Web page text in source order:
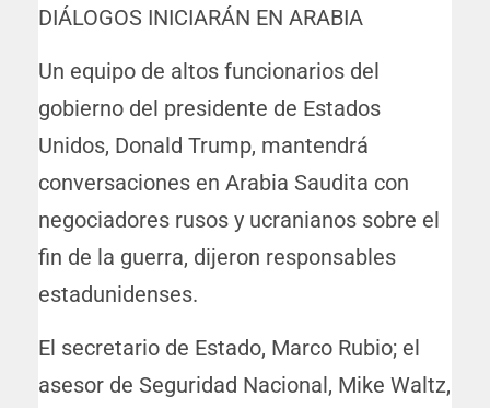
DIÁLOGOS INICIARÁN EN ARABIA
Un equipo de altos funcionarios del
gobierno del presidente de Estados
Unidos, Donald Trump, mantendrá
conversaciones en Arabia Saudita con
negociadores rusos y ucranianos sobre el
fin de la guerra, dijeron responsables
estadunidenses.
El secretario de Estado, Marco Rubio; el
asesor de Seguridad Nacional, Mike Waltz,